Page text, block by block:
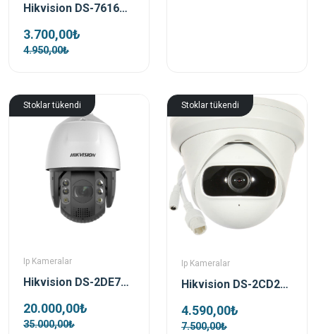
Hikvision DS-7616NI-Q1 16 Kanal Nvr Kayıt Cihazı
3.700,00₺
4.950,00₺
Stoklar tükendi
Ip Kameralar
Hikvision DS-2DE7A432IW-AEB(T5) 4 MP 5.9-188.8mm PTZ Speed Dome IP Güvenlik Kamerası
20.000,00₺
35.000,00₺
Stoklar tükendi
Ip Kameralar
Hikvision DS-2CD2345G0P-I 4 MP 1.68mm Super Wide Angel Dome Ip Kamerası
4.590,00₺
7.500,00₺